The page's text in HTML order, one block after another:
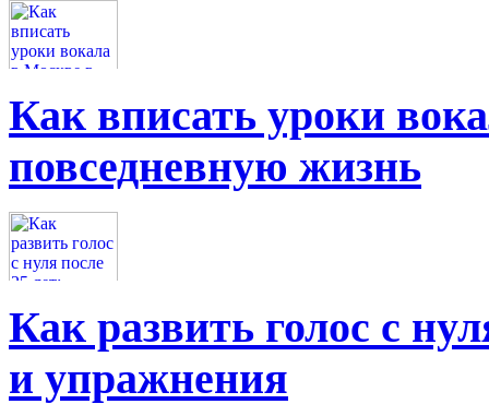
Как вписать уроки
повседневную жизнь
Как развить голос с
и упражнения